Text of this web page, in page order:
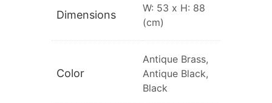
Dimensions
W: 53 x H: 88
(cm)
Color
Antique Brass,
Antique Black,
Black